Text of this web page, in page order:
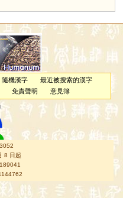
隨機漢字
最近被搜索的漢字
免責聲明 意見簿
）
8 日起